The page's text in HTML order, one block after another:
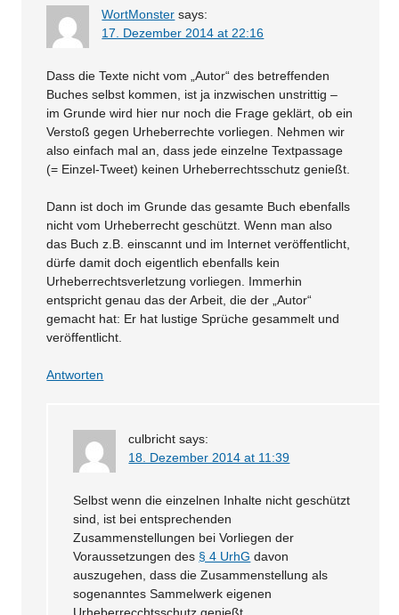
WortMonster says:
17. Dezember 2014 at 22:16
Dass die Texte nicht vom „Autor“ des betreffenden
Buches selbst kommen, ist ja inzwischen unstrittig –
im Grunde wird hier nur noch die Frage geklärt, ob ein
Verstoß gegen Urheberrechte vorliegen. Nehmen wir
also einfach mal an, dass jede einzelne Textpassage
(= Einzel-Tweet) keinen Urheberrechtsschutz genießt.
Dann ist doch im Grunde das gesamte Buch ebenfalls
nicht vom Urheberrecht geschützt. Wenn man also
das Buch z.B. einscannt und im Internet veröffentlicht,
dürfe damit doch eigentlich ebenfalls kein
Urheberrechtsverletzung vorliegen. Immerhin
entspricht genau das der Arbeit, die der „Autor“
gemacht hat: Er hat lustige Sprüche gesammelt und
veröffentlicht.
Antworten
culbricht says:
18. Dezember 2014 at 11:39
Selbst wenn die einzelnen Inhalte nicht geschützt
sind, ist bei entsprechenden
Zusammenstellungen bei Vorliegen der
Voraussetzungen des § 4 UrhG davon
auszugehen, dass die Zusammenstellung als
sogenanntes Sammelwerk eigenen